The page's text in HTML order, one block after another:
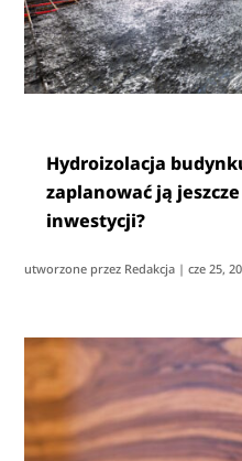
Hydroizolacja
zaplanować ją
inwestycji?
utworzone przez Redakcja |cze 25,